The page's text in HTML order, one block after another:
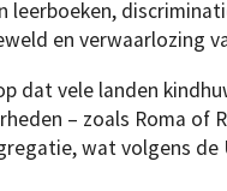
leerboeken,
en verwaarlozing
dat vele landen
– zoals Roma of
wat volgens